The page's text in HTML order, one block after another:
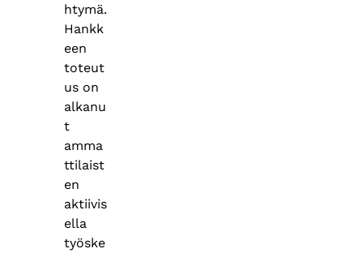
htymä.
Hankk
een
toteut
us on
alkanu
t
amma
ttilaist
en
aktiivis
ella
työske